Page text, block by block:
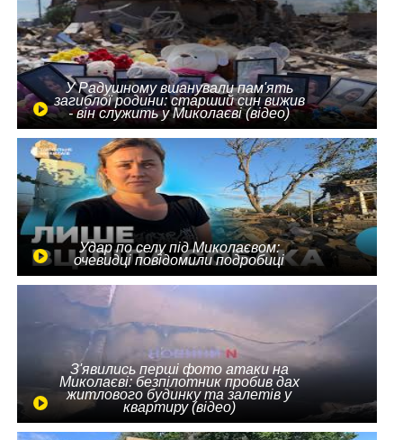
У Радушному вшанували пам'ять
загиблої родини: старший син вижив
- він служить у Миколаєві (відео)
Удар по селу під Миколаєвом:
очевидці повідомили подробиці
З'явились перші фото атаки на
Миколаєві: безпілотник пробив дах
житлового будинку та залетів у
квартиру (відео)